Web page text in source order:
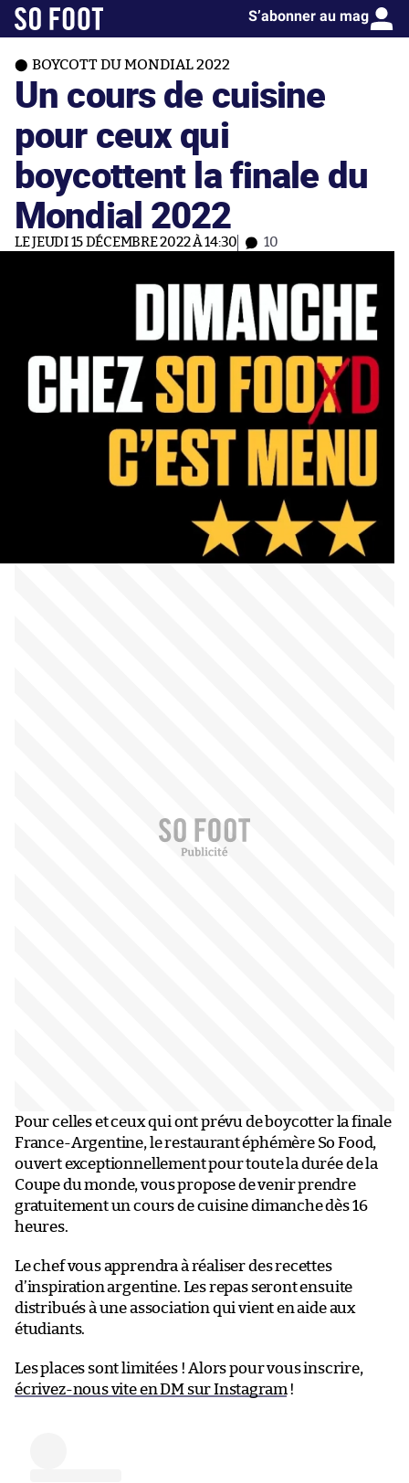
S’abonner au mag
BOYCOTT DU MONDIAL 2022
Un cours de cuisine
pour ceux qui
boycottent la finale du
Mondial 2022
LE JEUDI 15 DÉCEMBRE 2022 À 14:30 10
Pour celles et ceux qui ont prévu de boycotter la finale
France-Argentine, le restaurant éphémère So Food,
ouvert exceptionnellement pour toute la durée de la
Coupe du monde, vous propose de venir prendre
gratuitement un cours de cuisine dimanche dès 16
heures.
Le chef vous apprendra à réaliser des recettes
d’inspiration argentine. Les repas seront ensuite
distribués à une association qui vient en aide aux
étudiants.
Les places sont limitées ! Alors pour vous inscrire,
écrivez-nous vite en DM sur Instagram!